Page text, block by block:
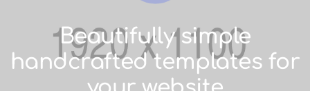
Beautifully simple
handcrafted templates for